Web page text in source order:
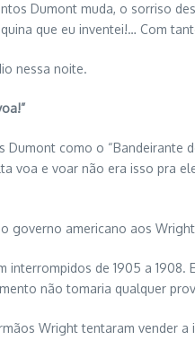
Dumont muda, o sorriso
que eu inventei!… Com
nessa noite.
Dumont como o
voa e voar não era isso pra
governo americano aos
de 1905 a 1908.
não tomaria qualquer
Wright tentaram vender